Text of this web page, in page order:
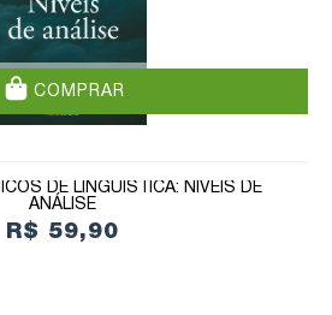
COMPRAR
DE LINGUÍSTICA: NÍVEIS DE
ANÁLISE
R$ 59,90